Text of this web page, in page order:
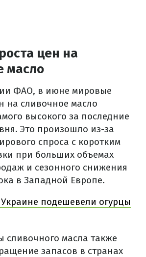
цен на
масло
ФАО, в июне мировые
на сливочное масло
высокого за последние
Это произошло из-за
спроса с коротким
при больших объемах
и сезонного снижения
в Западной Европе.
подешевели огурцы
сливочного масла также
запасов в странах